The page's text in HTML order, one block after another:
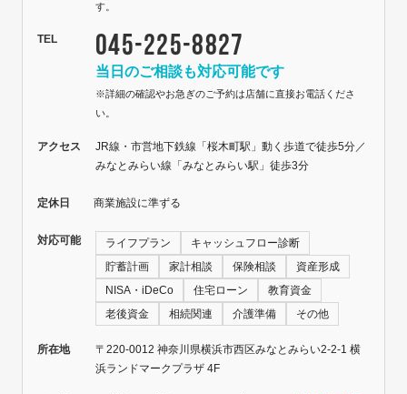
す。
TEL 045-225-8827
当日のご相談も対応可能です
※詳細の確認やお急ぎのご予約は店舗に直接お電話くださ
い。
アクセス
JR線・市営地下鉄線「桜木町駅」動く歩道で徒歩5分／
みなとみらい線「みなとみらい駅」徒歩3分
定休日 商業施設に準ずる
対応可能 ライフプラン
キャッシュフロー診断
貯蓄計画
家計相談 保険相談
資産形成
NISA・iDeCo
住宅ローン
教育資金
老後資金
相続関連 介護準備 その他
所在地
〒220-0012 神奈川県横浜市西区みなとみらい2-2-1 横
浜ランドマークプラザ 4F